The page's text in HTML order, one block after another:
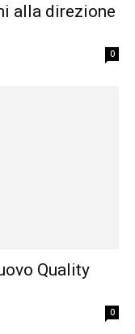
alla direzione
0
Quality
0